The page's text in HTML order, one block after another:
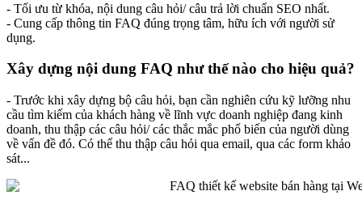
- Tối ưu từ khóa, nội dung câu hỏi/ câu trả lời chuẩn SEO nhất.
- Cung cấp thông tin FAQ đúng trọng tâm, hữu ích với người sử
dụng.
Xây dựng nội dung FAQ như thế nào cho hiệu quả?
- Trước khi xây dựng bộ câu hỏi, bạn cần nghiên cứu kỹ lưỡng nhu
cầu tìm kiếm của khách hàng về lĩnh vực doanh nghiệp đang kinh
doanh, thu thập các câu hỏi/ các thắc mắc phổ biến của người dùng
về vấn đề đó. Có thể thu thập câu hỏi qua email, qua các form khảo
sát...